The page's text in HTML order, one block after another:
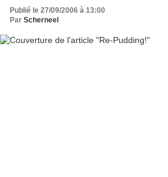
Publié le 27/09/2006 à 13:00
Par Scherneel